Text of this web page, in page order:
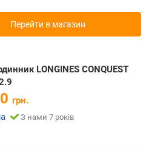
Перейти в магазин
LONGINES CONQUEST
грн.
З нами 7 років